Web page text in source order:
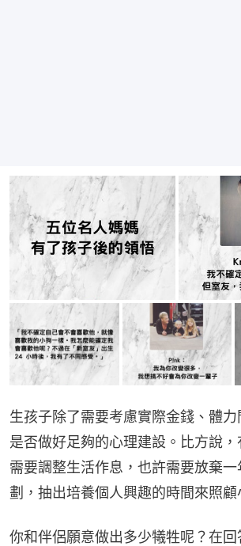
生孩子除了需要考慮實際金錢、體
是否做好足夠的心理建設。比方說
需要調整生活作息，也許需要放棄
劃，抽出培養個人興趣的時間來照
你和伴侶願意做出多少犧牲呢？在